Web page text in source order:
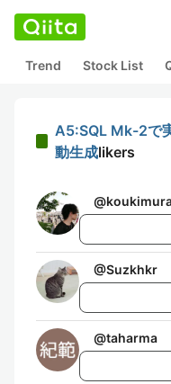
Trend Stock List
A5:SQL Mk-2で
動生成likers
@
@Suzkhkr
@taharma